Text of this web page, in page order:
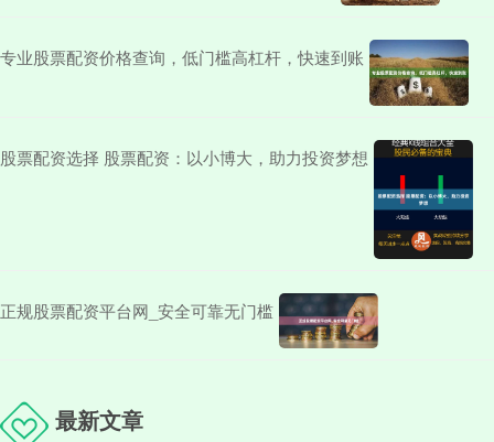
专业股票配资价格查询，低门槛高杠杆，快速到账
股票配资选择 股票配资：以小博大，助力投资梦想
正规股票配资平台网_安全可靠无门槛
最新文章